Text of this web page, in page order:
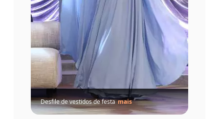
Desfile de vestidos de festa mais